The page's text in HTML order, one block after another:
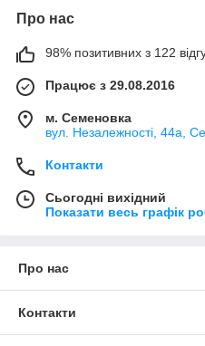
Про нас
98% позитивних з 122
Працює з 29.08.2016
м. Семеновка
вул. Незалежності, 44а,
Контакти
Сьогодні вихідний
Показати весь графік
Про нас
Контакти